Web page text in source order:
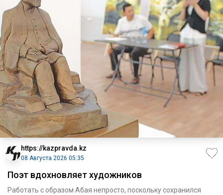
https://kazpravda.kz
08 Августа 2026 05:35
Поэт вдохновляет художников
Работать с образом Абая непросто, поскольку сохранился